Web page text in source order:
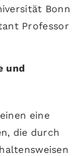
Bonn
Professor
und
eine
die durch